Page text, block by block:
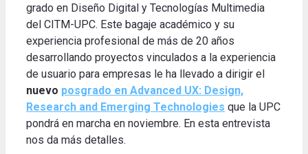
grado en Diseño Digital y Tecnologías Multimedia
del CITM-UPC. Este bagaje académico y su
experiencia profesional de más de 20 años
desarrollando proyectos vinculados a la experiencia
de usuario para empresas le ha llevado a dirigir el
nuevo posgrado en Advanced UX: Design,
Research and Emerging Technologies que la UPC
pondrá en marcha en noviembre. En esta entrevista
nos da más detalles.